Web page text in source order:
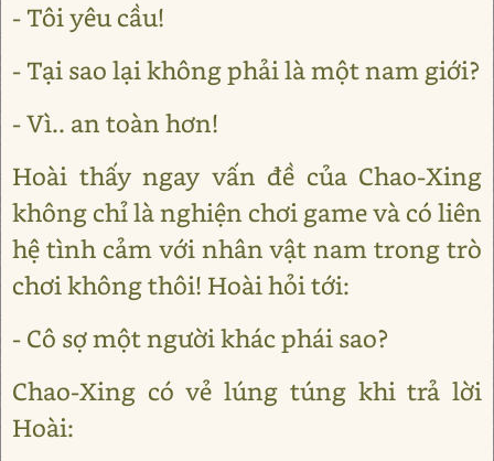
- Tôi yêu cầu!
- Tại sao lại không phải là một nam giới?
- Vì.. an toàn hơn!
Hoài thấy ngay vấn đề của Chao-Xing
không chỉ là nghiện chơi game và có liên
hệ tình cảm với nhân vật nam trong trò
chơi không thôi! Hoài hỏi tới:
- Cô sợ một người khác phái sao?
Chao-Xing có vẻ lúng túng khi trả lời
Hoài: